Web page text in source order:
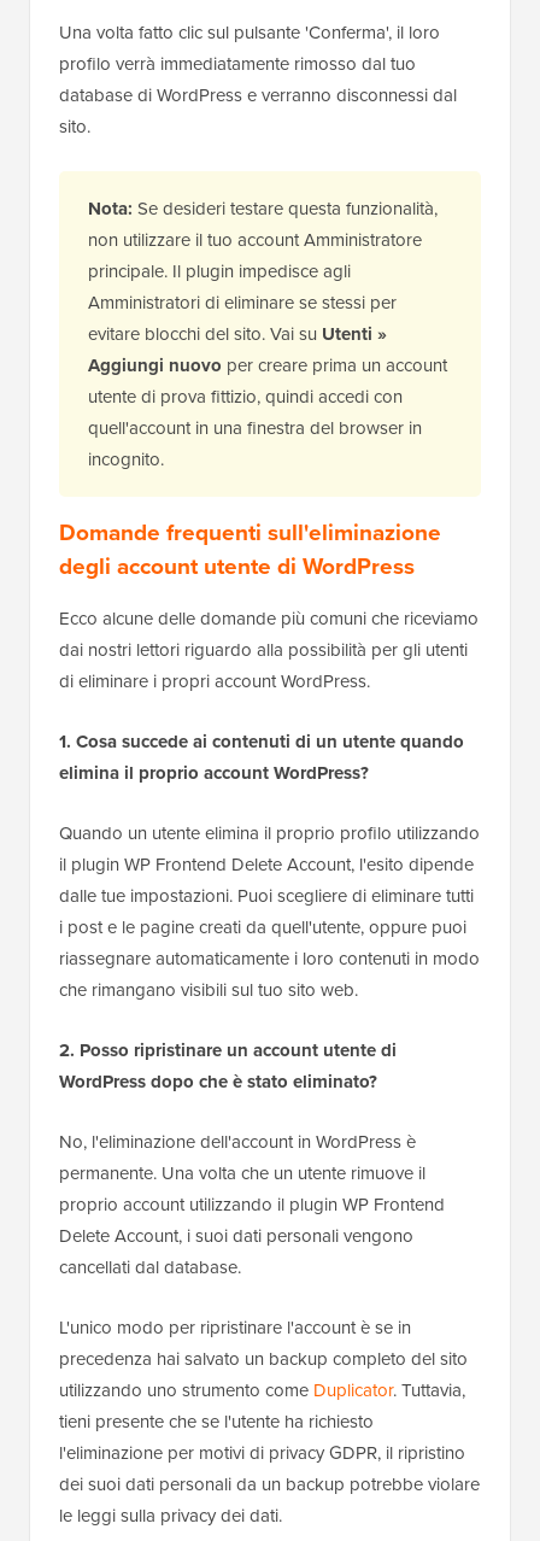
Una volta fatto clic sul pulsante 'Conferma', il loro
profilo verrà immediatamente rimosso dal tuo
database di WordPress e verranno disconnessi dal
sito.
Nota: Se desideri testare questa funzionalità,
non utilizzare il tuo account Amministratore
principale. Il plugin impedisce agli
Amministratori di eliminare se stessi per
evitare blocchi del sito. Vai su Utenti »
Aggiungi nuovo per creare prima un account
utente di prova fittizio, quindi accedi con
quell'account in una finestra del browser in
incognito.
Domande frequenti sull'eliminazione
degli account utente di WordPress
Ecco alcune delle domande più comuni che riceviamo
dai nostri lettori riguardo alla possibilità per gli utenti
di eliminare i propri account WordPress.
1. Cosa succede ai contenuti di un utente quando
elimina il proprio account WordPress?
Quando un utente elimina il proprio profilo utilizzando
il plugin WP Frontend Delete Account, l'esito dipende
dalle tue impostazioni. Puoi scegliere di eliminare tutti
i post e le pagine creati da quell'utente, oppure puoi
riassegnare automaticamente i loro contenuti in modo
che rimangano visibili sul tuo sito web.
2. Posso ripristinare un account utente di
WordPress dopo che è stato eliminato?
No, l'eliminazione dell'account in WordPress è
permanente. Una volta che un utente rimuove il
proprio account utilizzando il plugin WP Frontend
Delete Account, i suoi dati personali vengono
cancellati dal database.
L'unico modo per ripristinare l'account è se in
precedenza hai salvato un backup completo del sito
utilizzando uno strumento come Duplicator. Tuttavia,
tieni presente che se l'utente ha richiesto
l'eliminazione per motivi di privacy GDPR, il ripristino
dei suoi dati personali da un backup potrebbe violare
le leggi sulla privacy dei dati.